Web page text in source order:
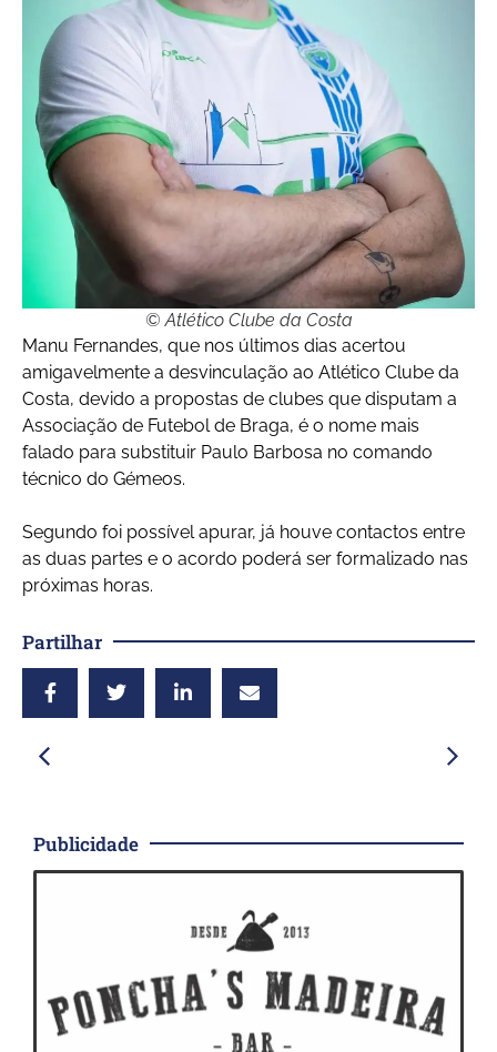
© Atlético Clube da Costa
Manu Fernandes, que nos últimos dias acertou
amigavelmente a desvinculação ao Atlético Clube da
Costa, devido a propostas de clubes que disputam a
Associação de Futebol de Braga, é o nome mais
falado para substituir Paulo Barbosa no comando
técnico do Gémeos.
Segundo foi possível apurar, já houve contactos entre
as duas partes e o acordo poderá ser formalizado nas
próximas horas.
Partilhar
Publicidade